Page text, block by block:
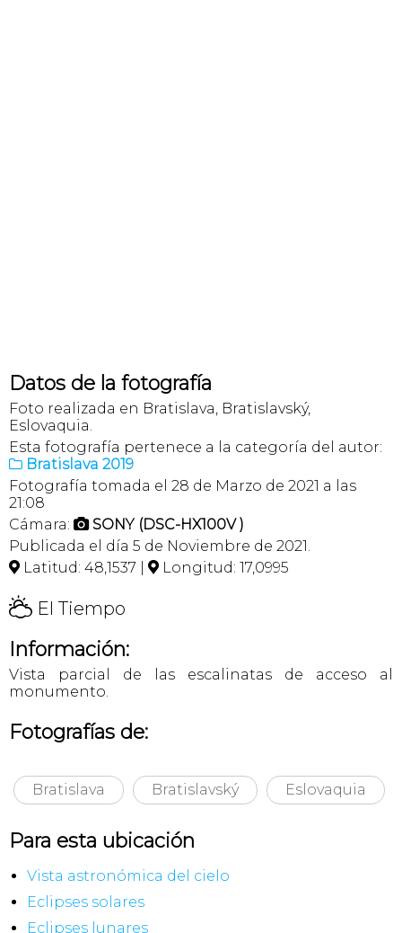
Datos de la fotografía
Foto realizada en Bratislava, Bratislavský,
Eslovaquia.
Esta fotografía pertenece a la categoría del autor:
 Bratislava 2019
Fotografía tomada el 28 de Marzo de 2021 a las
21:08
Cámara:  SONY (DSC-HX100V )
Publicada el día 5 de Noviembre de 2021.
 Latitud: 48,1537 |  Longitud: 17,0995
H El Tiempo
Información:
Vista parcial de las escalinatas de acceso al
monumento.
Fotografías de:
Bratislava Bratislavský Eslovaquia
Para esta ubicación
Vista astronómica del cielo
Eclipses solares
Eclipses lunares